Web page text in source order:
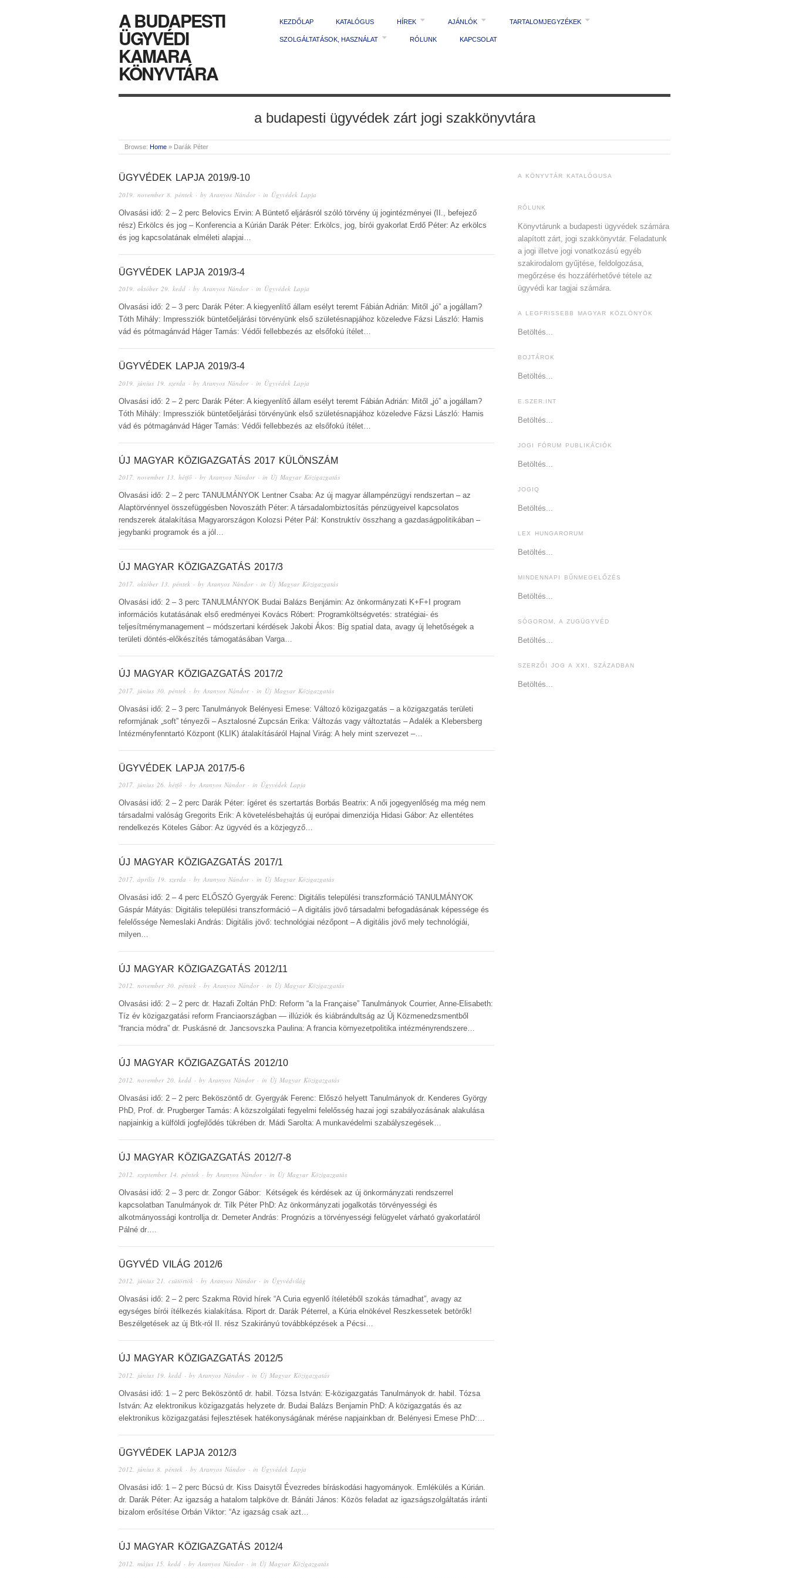
A BUDAPESTI
ÜGYVÉDI
KAMARA
KÖNYVTÁRA
KEZDŐLAP KATALÓGUS HÍREK AJÁNLÓK TARTALOMJEGYZÉKEK
SZOLGÁLTATÁSOK, HASZNÁLAT RÓLUNK KAPCSOLAT
a budapesti ügyvédek zárt jogi szakkönyvtára
Browse: Home » Darák Péter
ÜGYVÉDEK LAPJA 2019/9-10
2019. november 8. péntek · by Aranyos Nándor· in Ügyvédek Lapja
Olvasási idő: 2 – 2 perc Belovics Ervin: A Büntető eljárásról szóló törvény új jogintézményei (II., befejező
rész) Erkölcs és jog – Konferencia a Kúrián Darák Péter: Erkölcs, jog, bírói gyakorlat Erdő Péter: Az erkölcs
és jog kapcsolatának elméleti alapjai…
ÜGYVÉDEK LAPJA 2019/3-4
2019. október 29. kedd · by Aranyos Nándor· in Ügyvédek Lapja
Olvasási idő: 2 – 3 perc Darák Péter: A kiegyenlítő állam esélyt teremt Fábián Adrián: Mitől „jó” a jogállam?
Tóth Mihály: Impressziók büntetőeljárási törvényünk első születésnapjához közeledve Fázsi László: Hamis
vád és pótmagánvád Háger Tamás: Védői fellebbezés az elsőfokú ítélet…
ÜGYVÉDEK LAPJA 2019/3-4
2019. június 19. szerda · by Aranyos Nándor· in Ügyvédek Lapja
Olvasási idő: 2 – 2 perc Darák Péter: A kiegyenlítő állam esélyt teremt Fábián Adrián: Mitől „jó” a jogállam?
Tóth Mihály: Impressziók büntetőeljárási törvényünk első születésnapjához közeledve Fázsi László: Hamis
vád és pótmagánvád Háger Tamás: Védői fellebbezés az elsőfokú ítélet…
ÚJ MAGYAR KÖZIGAZGATÁS 2017 KÜLÖNSZÁM
2017. november 13. hétfő · by Aranyos Nándor· in Új Magyar Közigazgatás
Olvasási idő: 2 – 2 perc TANULMÁNYOK Lentner Csaba: Az új magyar állampénzügyi rendszertan – az
Alaptörvénnyel összefüggésben Novoszáth Péter: A társadalombiztosítás pénzügyeivel kapcsolatos
rendszerek átalakítása Magyarországon Kolozsi Péter Pál: Konstruktív összhang a gazdaságpolitikában –
jegybanki programok és a jól…
ÚJ MAGYAR KÖZIGAZGATÁS 2017/3
2017. október 13. péntek · by Aranyos Nándor· in Új Magyar Közigazgatás
Olvasási idő: 2 – 3 perc TANULMÁNYOK Budai Balázs Benjámin: Az önkormányzati K+F+I program
információs kutatásának első eredményei Kovács Róbert: Programköltségvetés: stratégiai- és
teljesítménymanagement – módszertani kérdések Jakobi Ákos: Big spatial data, avagy új lehetőségek a
területi döntés-előkészítés támogatásában Varga…
ÚJ MAGYAR KÖZIGAZGATÁS 2017/2
2017. június 30. péntek · by Aranyos Nándor· in Új Magyar Közigazgatás
Olvasási idő: 2 – 3 perc Tanulmányok Belényesi Emese: Változó közigazgatás – a közigazgatás területi
reformjának „soft” tényezői – Asztalosné Zupcsán Erika: Változás vagy változtatás – Adalék a Klebersberg
Intézményfenntartó Központ (KLIK) átalakításáról Hajnal Virág: A hely mint szervezet –…
ÜGYVÉDEK LAPJA 2017/5-6
2017. június 26. hétfő · by Aranyos Nándor· in Ügyvédek Lapja
Olvasási idő: 2 – 2 perc Darák Péter: ígéret és szertartás Borbás Beatrix: A női jogegyenlőség ma még nem
társadalmi valóság Gregorits Erik: A követelésbehajtás új európai dimenziója Hidasi Gábor: Az ellentétes
rendelkezés Köteles Gábor: Az ügyvéd és a közjegyző…
ÚJ MAGYAR KÖZIGAZGATÁS 2017/1
2017. április 19. szerda · by Aranyos Nándor· in Új Magyar Közigazgatás
Olvasási idő: 2 – 4 perc ELŐSZÓ Gyergyák Ferenc: Digitális települési transzformáció TANULMÁNYOK
Gáspár Mátyás: Digitális települési transzformáció – A digitális jövő társadalmi befogadásának képessége és
felelőssége Nemeslaki András: Digitális jövő: technológiai nézőpont – A digitális jövő mely technológiái,
milyen…
ÚJ MAGYAR KÖZIGAZGATÁS 2012/11
2012. november 30. péntek · by Aranyos Nándor· in Új Magyar Közigazgatás
Olvasási idő: 2 – 2 perc dr. Hazafi Zoltán PhD: Reform “a la Française” Tanulmányok Courrier, Anne-Elisabeth:
Tíz év közigazgatási reform Franciaországban — illúziók és kiábrándultság az Új Közmenedzsmentből
“francia módra” dr. Puskásné dr. Jancsovszka Paulina: A francia környezetpolitika intézményrendszere…
ÚJ MAGYAR KÖZIGAZGATÁS 2012/10
2012. november 20. kedd · by Aranyos Nándor· in Új Magyar Közigazgatás
Olvasási idő: 2 – 2 perc Beköszöntő dr. Gyergyák Ferenc: Előszó helyett Tanulmányok dr. Kenderes György
PhD, Prof. dr. Prugberger Tamás: A közszolgálati fegyelmi felelősség hazai jogi szabályozásának alakulása
napjainkig a külföldi jogfejlődés tükrében dr. Mádi Sarolta: A munkavédelmi szabályszegések…
ÚJ MAGYAR KÖZIGAZGATÁS 2012/7-8
2012. szeptember 14. péntek · by Aranyos Nándor· in Új Magyar Közigazgatás
Olvasási idő: 2 – 3 perc dr. Zongor Gábor: Kétségek és kérdések az új önkormányzati rendszerrel
kapcsolatban Tanulmányok dr. Tilk Péter PhD: Az önkormányzati jogalkotás törvényességi és
alkotmányossági kontrollja dr. Demeter András: Prognózis a törvényességi felügyelet várható gyakorlatáról
Pálné dr….
ÜGYVÉD VILÁG 2012/6
2012. június 21. csütörtök · by Aranyos Nándor· in Ügyvédvilág
Olvasási idő: 2 – 2 perc Szakma Rövid hírek “A Curia egyenlő ítéletéből szokás támadhat”, avagy az
egységes bírói ítélkezés kialakítása. Riport dr. Darák Péterrel, a Kúria elnökével Reszkessetek betörők!
Beszélgetések az új Btk-ról II. rész Szakirányú továbbképzések a Pécsi…
ÚJ MAGYAR KÖZIGAZGATÁS 2012/5
2012. június 19. kedd · by Aranyos Nándor· in Új Magyar Közigazgatás
Olvasási idő: 1 – 2 perc Beköszöntő dr. habil. Tózsa István: E-közigazgatás Tanulmányok dr. habil. Tózsa
István: Az elektronikus közigazgatás helyzete dr. Budai Balázs Benjamin PhD: A közigazgatás és az
elektronikus közigazgatási fejlesztések hatékonyságának mérése napjainkban dr. Belényesi Emese PhD:…
ÜGYVÉDEK LAPJA 2012/3
2012. június 8. péntek · by Aranyos Nándor· in Ügyvédek Lapja
Olvasási idő: 1 – 2 perc Búcsú dr. Kiss Daisytől Évezredes bíráskodási hagyományok. Emlékülés a Kúrián.
dr. Darák Péter: Az igazság a hatalom talpköve dr. Bánáti János: Közös feladat az igazságszolgáltatás iránti
bizalom erősítése Orbán Viktor: “Az igazság csak azt…
ÚJ MAGYAR KÖZIGAZGATÁS 2012/4
2012. május 15. kedd · by Aranyos Nándor· in Új Magyar Közigazgatás
A KÖNYVTÁR KATALÓGUSA
RÓLUNK
Könyvtárunk a budapesti ügyvédek számára
alapított zárt, jogi szakkönyvtár. Feladatunk
a jogi illetve jogi vonatkozású egyéb
szakirodalom gyűjtése, feldolgozása,
megőrzése és hozzáférhetővé tétele az
ügyvédi kar tagjai számára.
A LEGFRISSEBB MAGYAR KÖZLÖNYÖK
Betöltés...
BOJTÁROK
Betöltés...
E.SZER.INT
Betöltés...
JOGI FÓRUM PUBLIKÁCIÓK
Betöltés...
JOGIQ
Betöltés...
LEX HUNGARORUM
Betöltés...
MINDENNAPI BŰNMEGELŐZÉS
Betöltés...
SÓGOROM, A ZUGÜGYVÉD
Betöltés...
SZERZŐI JOG A XXI. SZÁZADBAN
Betöltés...